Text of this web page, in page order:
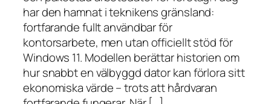
har den hamnat i teknikens gränsland:
fortfarande fullt användbar för
kontorsarbete, men utan officiellt stöd för
Windows 11. Modellen berättar historien om
hur snabbt en välbyggd dator kan förlora sitt
ekonomiska värde – trots att hårdvaran